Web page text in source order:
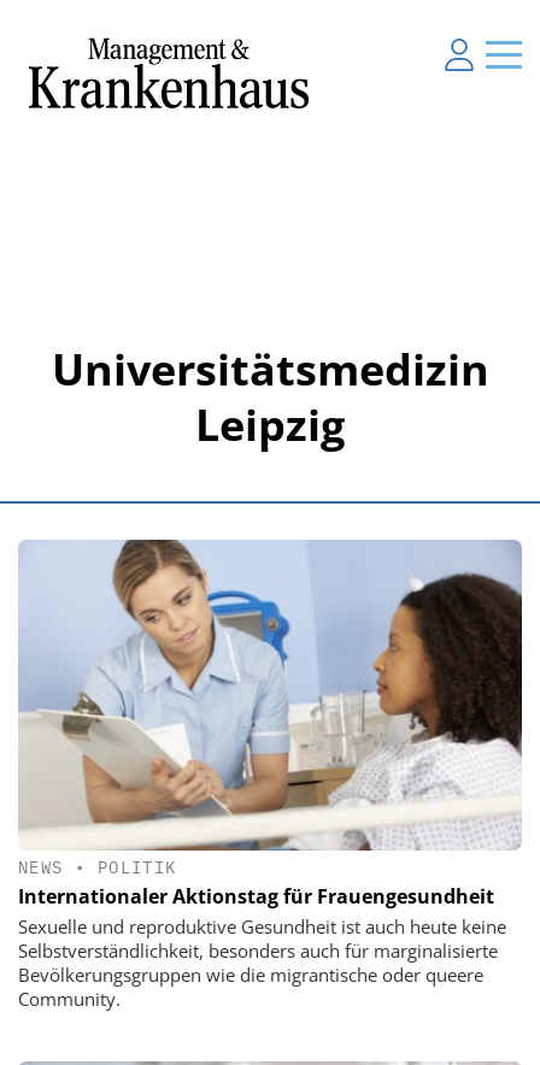
Universitätsmedizin
Leipzig
NEWS • POLITIK
Internationaler Aktionstag für Frauengesundheit
Sexuelle und reproduktive Gesundheit ist auch heute keine
Selbstverständlichkeit, besonders auch für marginalisierte
Bevölkerungsgruppen wie die migrantische oder queere
Community.